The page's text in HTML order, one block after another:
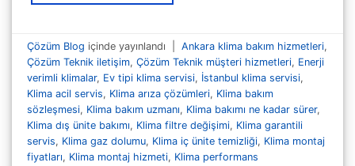
Çözüm Blog içinde yayınlandı Ankara klima bakım hizmetleri,
Çözüm Teknik iletişim,Çözüm Teknik müşteri hizmetleri, Enerji
verimli klimalar, Ev tipi klima servisi, İstanbul klima servisi,
Klima acil servis, Klima arıza çözümleri, Klima bakım
sözleşmesi, Klima bakım uzmanı, Klima bakımı ne kadar sürer,
Klima dış ünite bakımı, Klima filtre değişimi, Klima garantili
servis, Klima gaz dolumu, Klima iç ünite temizliği, Klima montaj
fiyatları, Klima montaj hizmeti, Klima performans